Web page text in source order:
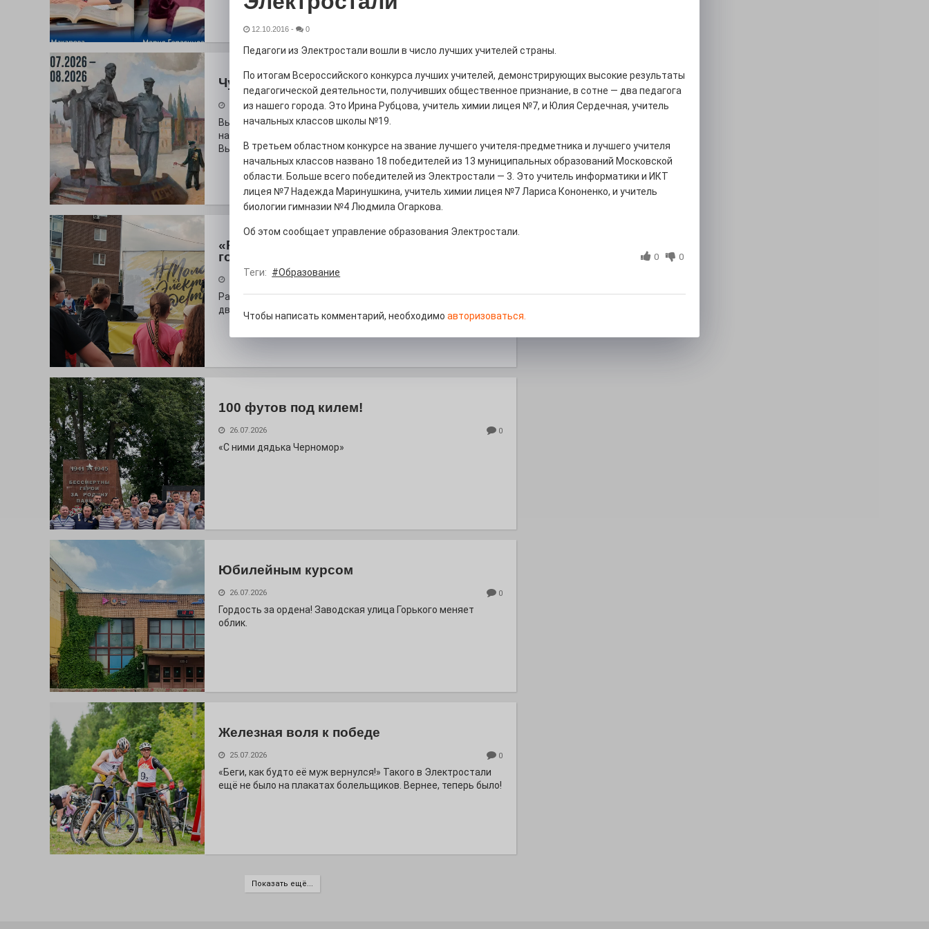
Чувство Родины — одно на всех
28.07.2026 0
Выставка «Палитра героизма» — новый масштабный проект,
на который электростальцев приглашает к себе
Выставочный зал им. Олега Коняшина.
«Районы-кварталы» путешествуют по
городу
Радость в квадрате! На этой неделе электростальцев
дважды порадует проект «Районы-кварталы».
100 футов под килем!
26.07.2026 0
«С ними дядька Черномор»
Юбилейным курсом
26.07.2026 0
Гордость за ордена! Заводская улица Горького меняет
облик.
Железная воля к победе
25.07.2026 0
«Беги, как будто её муж вернулся!» Такого в Электростали
ещё не было на плакатах болельщиков. Вернее, теперь было!
Показать ещё...
12.10.2016 - 0
Педагоги из Электростали вошли в число лучших учителей страны.
По итогам Всероссийского конкурса лучших учителей, демонстрирующих высокие результаты
педагогической деятельности, получивших общественное признание, в сотне — два педагога
из нашего города. Это Ирина Рубцова, учитель химии лицея №7, и Юлия Сердечная, учитель
начальных классов школы №19.
В третьем областном конкурсе на звание лучшего учителя-предметника и лучшего учителя
начальных классов названо 18 победителей из 13 муниципальных образований Московской
области. Больше всего победителей из Электростали — 3. Это учитель информатики и ИКТ
лицея №7 Надежда Маринушкина, учитель химии лицея №7 Лариса Кононенко, и учитель
биологии гимназии №4 Людмила Огаркова.
Об этом сообщает управление образования Электростали.
0 0
Теги: #Образование
Чтобы написать комментарий, необходимо авторизоваться.